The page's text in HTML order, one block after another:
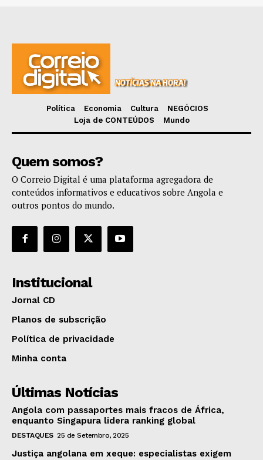
Política Economia Cultura
NEGÓCIOS
Loja de CONTEÚDOS
Mundo
Quem somos?
O Correio Digital é uma plataforma agregadora de
conteúdos informativos e educativos sobre Angola e
outros pontos do mundo.
Institucional
Jornal CD
Planos de subscrição
Política de privacidade
Minha conta
Últimas Notícias
Angola com passaportes mais fracos de África,
enquanto Singapura lidera ranking global
DESTAQUES 25 de Setembro, 2025
Justiça angolana em xeque: especialistas exigem